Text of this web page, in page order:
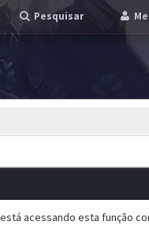
Pesquisar
acessando esta função